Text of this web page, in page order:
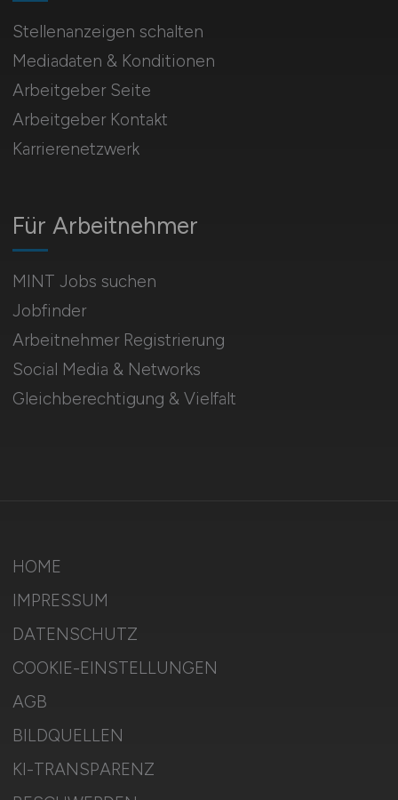
Für Arbeitnehmer
MINT Jobs suchen
Jobfinder
Arbeitnehmer Registrierung
Social Media & Networks
Gleichberechtigung & Vielfalt
Stellenanzeigen schalten
Mediadaten & Konditionen
Arbeitgeber Seite
Arbeitgeber Kontakt
Karrierenetzwerk
HOME
IMPRESSUM
DATENSCHUTZ
COOKIE-EINSTELLUNGEN
AGB
BILDQUELLEN
KI-TRANSPARENZ